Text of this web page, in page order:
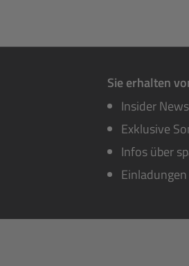
Sie erhalten
Insider
Exklusive
Infos über